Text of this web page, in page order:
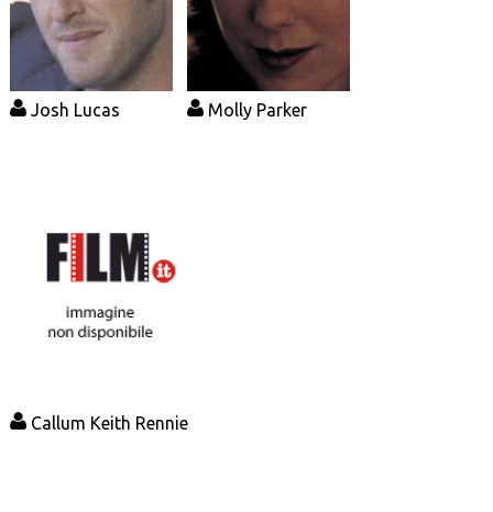
Josh Lucas Molly Parker
Callum Keith Rennie